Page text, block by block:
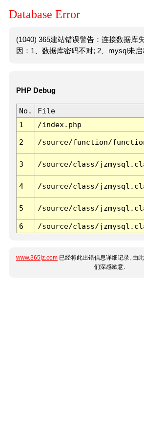
Database Error
(1040) 365建站错误警告：连接数据库
因：1、数据库密码不对; 2、mysql未启
PHP Debug
No. File
1
/index.php
2 /source/function/
3 /source/class/
4 /source/class/
5 /source/class/
6 /source/class/
www.365jz.com 已经将此出错信息详细记录, 由
们深感歉意.